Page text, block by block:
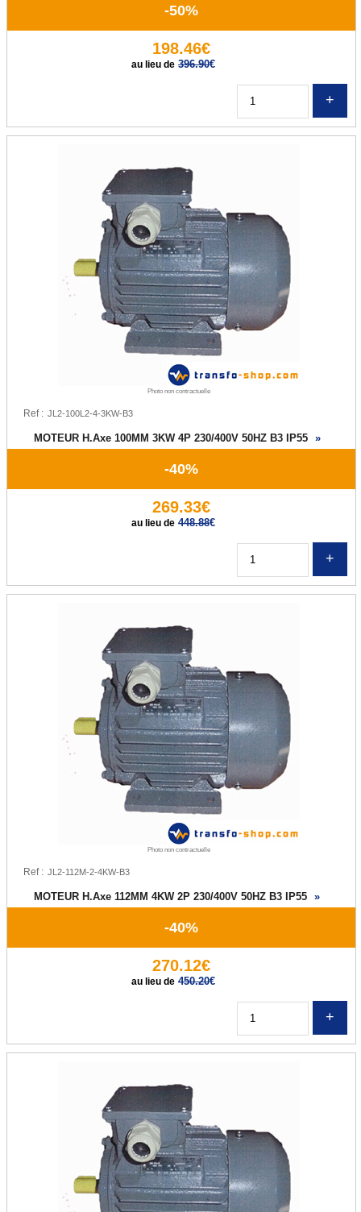
-50%
198.46€
au lieu de 396.90€
Photo non contractuelle
Ref :
MOTEUR H.Axe 100MM 3KW 4P 230/400V 50HZ B3 IP55 »
-40%
269.33€
au lieu de 448.88€
Photo non contractuelle
Ref :
MOTEUR H.Axe 112MM 4KW 2P 230/400V 50HZ B3 IP55 »
-40%
270.12€
au lieu de 450.20€